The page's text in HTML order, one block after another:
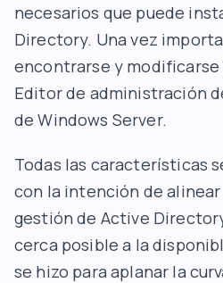
necesarios que puede
Directory. Una vez
encontrarse y
Editor de administración
de Windows Server.
Todas las características
con la intención de
gestión de Active
cerca posible a la
se hizo para aplanar la